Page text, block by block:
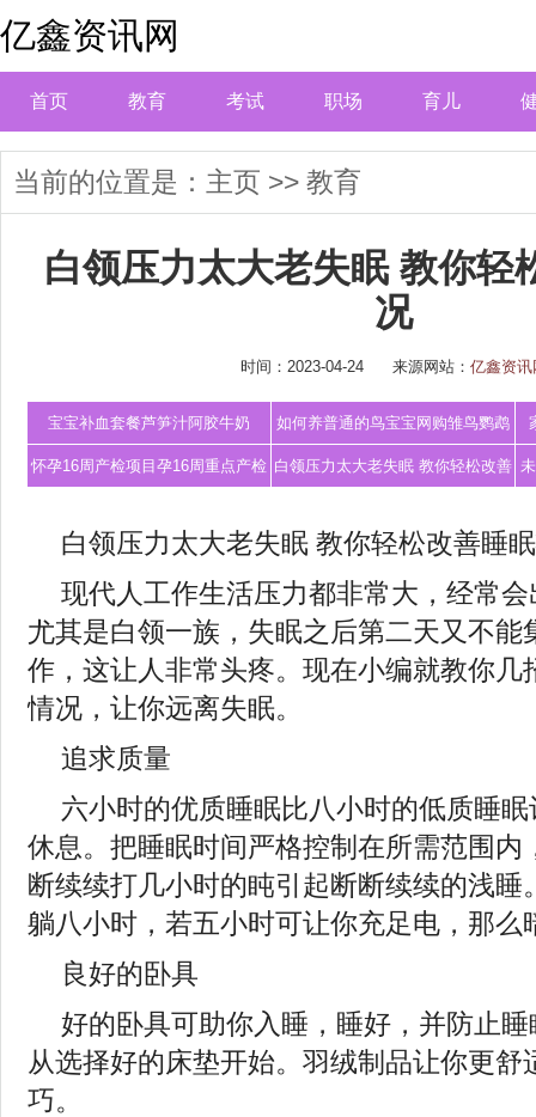
亿鑫资讯网
首页 教育 考试 职场 育儿
当前的位置是： 主页 >> 教育
白领压力太大老失眠 教你轻
况
时间：2023-04-24 来源网站： 亿鑫资讯
宝宝补血套餐芦笋汁阿胶牛奶 如何养普通的鸟宝宝网购雏鸟鹦鹉
怎么喂养仅
怀孕16周产检项目孕16周重点产检 白领压力太大老失眠 教你轻松改善
白领压力太大老失眠 教你轻松改善睡
现代人工作生活压力都非常大，经常
尤其是白领一族，失眠之后第二天又不能
作，这让人非常头疼。现在小编就教你几
情况，让你远离失眠。
追求质量
六小时的优质睡眠比八小时的低质睡
休息。把睡眠时间严格控制在所需范围内
断续续打几小时的盹引起断断续续的浅睡
躺八小时，若五小时可让你充足电，那么
良好的卧具
好的卧具可助你入睡，睡好，并防止
从选择好的床垫开始。羽绒制品让你更舒
巧。